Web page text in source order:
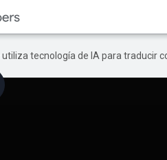
utiliza tecnología de IA para traducir